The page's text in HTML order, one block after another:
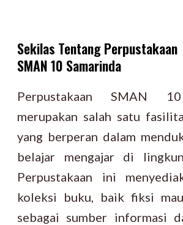
Sekilas Tentang Perpustakaan
SMAN 10 Samarinda
Perpustakaan SMAN
merupakan salah satu
yang berperan dalam
belajar mengajar di
Perpustakaan ini
koleksi buku, baik fiksi
sebagai sumber informasi